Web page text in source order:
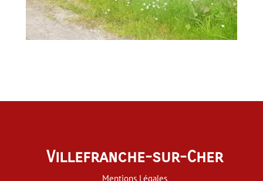
Villefranche-sur-Cher
Mentions Légales